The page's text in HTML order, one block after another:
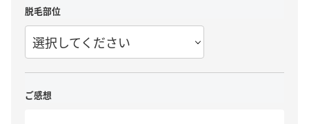
脱毛部位
選択してください
ご感想